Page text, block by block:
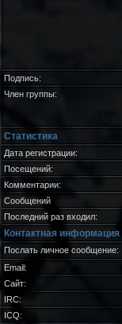
Подпись:
Член группы:
Статистика
Дата регистрации:
Посещений:
Комментарии:
Сообщений
Последний раз входил:
Контактная информация
Послать личное сообщение:
Email:
Сайт:
IRC:
ICQ: